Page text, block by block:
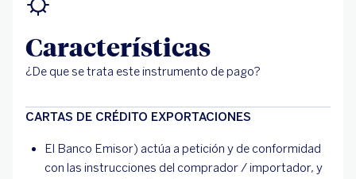
Características
¿De que se trata este instrumento de pago?
CARTAS DE CRÉDITO EXPORTACIONES
El Banco Emisor) actúa a petición y de conformidad
con las instrucciones del comprador / importador, y